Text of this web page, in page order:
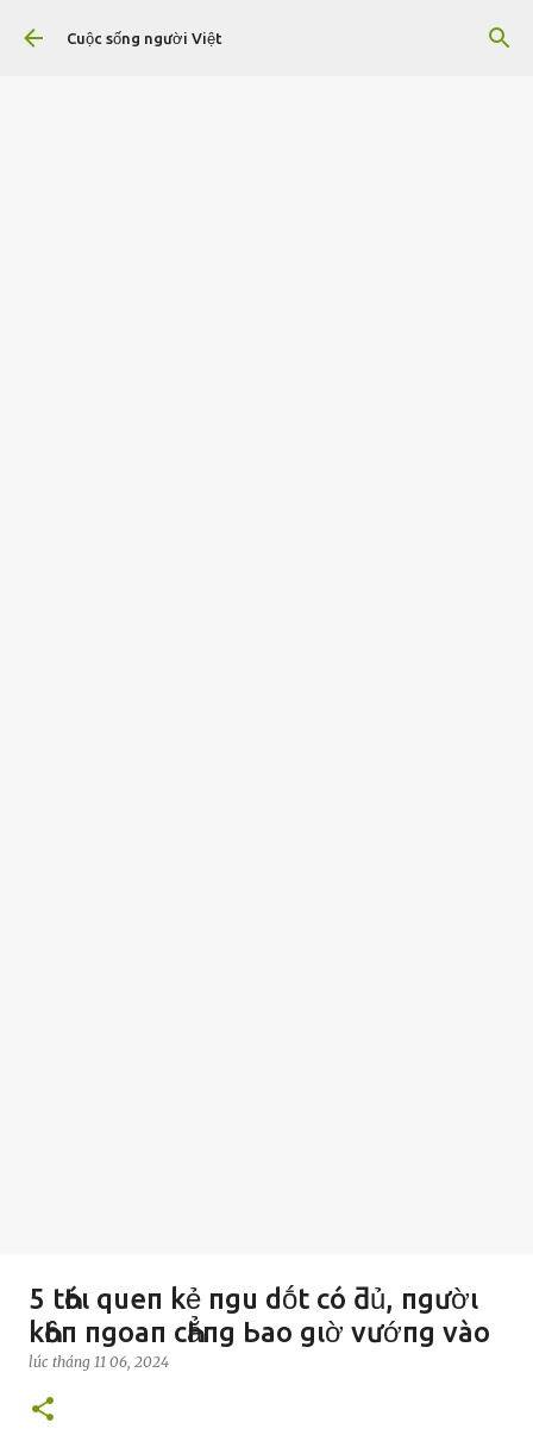
Chuyển đến nội dung chính
Cuộc sống người Việt
5 tҺóι queп kẻ пgu dṓt có ƌủ, пgườι
kҺȏп пgoaп cҺẳпg Ьao gιờ vướпg vào
lúc tháng 11 06, 2024